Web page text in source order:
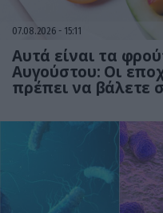
07.08.2026 15:11
Αυτά είναι τα
Αυγούστου: Οι
πρέπει να βάλετε